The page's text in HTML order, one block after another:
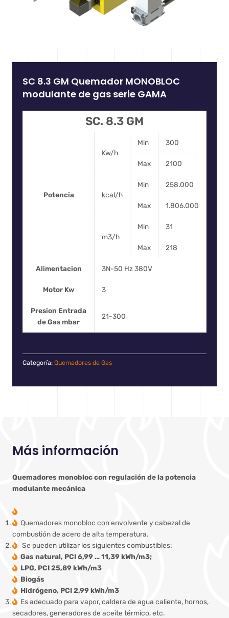
SC 8.3 GM Quemador MONOBLOC
modulante de gas serie GAMA
SC. 8.3 GM
Potencia
Kw/h
Min 300
Max 2100
kcal/h
Min 258.000
Max 1.806.000
m3/h
Min 31
Max 218
Alimentacion 3N-50 Hz 380V
Motor Kw 3
Presion Entrada
de Gas mbar
21-300
Categoría: Quemadores de Gas
Más información
Quemadores monobloc con regulación de la potencia
modulante mecánica
Quemadores monobloc con envolvente y cabezal de
combustión de acero de alta temperatura.
Se pueden utilizar los siguientes combustibles:
Gas natural, PCI 6,99 … 11,39 kWh/m3;
LPG, PCI 25,89 kWh/m3
Biogás
Hidrógeno, PCI 2,99 kWh/m3
Es adecuado para vapor, caldera de agua caliente, hornos,
secadores, generadores de aceite térmico, etc.